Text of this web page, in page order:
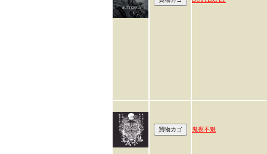
鬼夜不魅